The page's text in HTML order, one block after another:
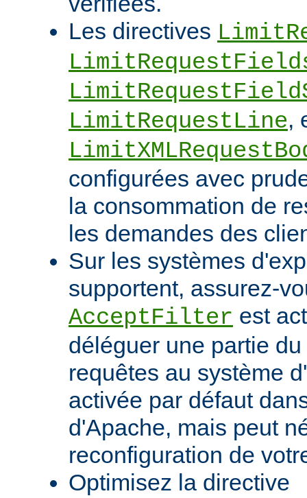
Les directives
LimitRequestLine,
configurées avec
la consommation de
les demandes des
Sur les systèmes
supportent, assurez-
AcceptFilter est
déléguer une partie
requêtes au système
activée par défaut
d'Apache, mais peut
reconfiguration de
Optimisez la directive